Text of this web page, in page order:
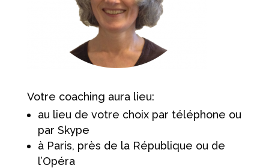
Votre coaching aura lieu:
au lieu de votre choix par téléphone ou
par Skype
à Paris, près de la République ou de
l’Opéra